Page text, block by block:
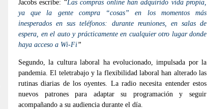
Jacobs escribe: “Las compras online han adquirido vida propia,
ya que la gente compra “cosas” en los momentos más
inesperados en sus teléfonos: durante reuniones, en salas de
espera, en el auto y prácticamente en cualquier otro lugar donde
haya acceso a Wi-Fi”
Segundo, la cultura laboral ha evolucionado, impulsada por la
pandemia. El teletrabajo y la flexibilidad laboral han alterado las
rutinas diarias de los oyentes. La radio necesita entender estos
nuevos patrones para adaptar su programación y seguir
acompañando a su audiencia durante el día.